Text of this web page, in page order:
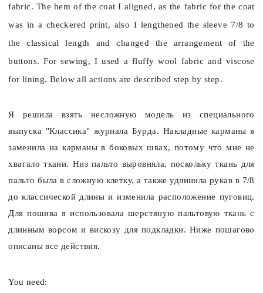
fabric. The hem of the coat I aligned, as the fabric for the coat
was in a checkered print, also I lengthened the sleeve 7/8 to
the classical length and changed the arrangement of the
buttons. For sewing, I used a fluffy wool fabric and viscose
for lining.Below all actions are described step by step.
Я решила взять несложную модель из специального
выпуска "Классика" журнала Бурда. Накладные карманы я
заменила на карманы в боковых швах, потому что мне не
хватало ткани. Низ пальто выровняла, поскольку ткань для
пальто была в сложную клетку, а также удлинила рукав в 7/8
до классической длины и изменила расположение пуговиц.
Для пошива я использовала шерстяную пальтовую ткань с
длинным ворсом и вискозу для подкладки. Ниже пошагово
описаны все действия.
You need: